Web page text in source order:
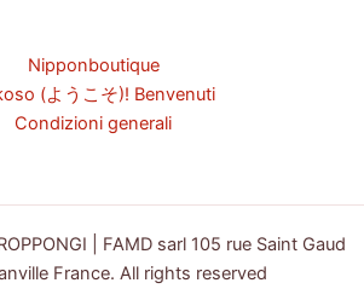
Nipponboutique
(ようこそ)! Benvenuti
Condizioni generali
| FAMD sarl 105 rue Saint Gaud
France. All rights reserved